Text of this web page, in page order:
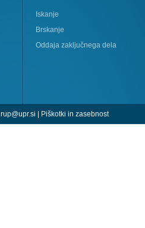
Iskanje
Brskanje
Oddaja zaključnega dela
rup@upr.si | Piškotki in zasebnost